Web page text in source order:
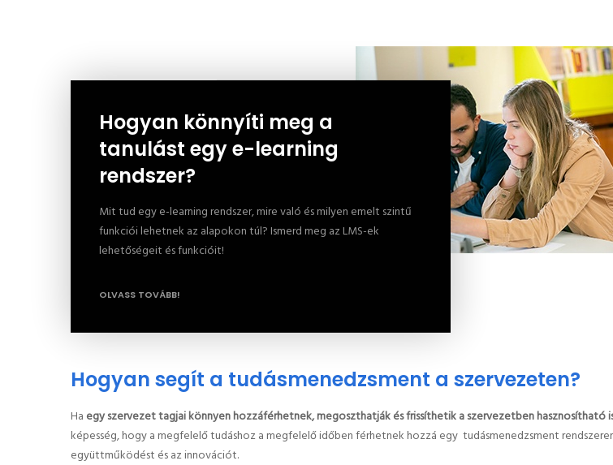
Hogyan könnyíti meg a
tanulást egy e-learning
rendszer?
Mit tud egy e-learning rendszer, mire való és milyen emelt szintű
funkciói lehetnek az alapokon túl? Ismerd meg az LMS-ek
lehetőségeit és funkcióit!
OLVASS TOVÁBB!
Hogyan segít a tudásmenedzsment a szervezeten?
Ha egy szervezet tagjai könnyen hozzáférhetnek, megoszthatják és frissíthetik a szervezetben
képesség, hogy a megfelelő tudáshoz a megfelelő időben férhetnek hozzá egy tudásmenedzsment
együttműködést és az innovációt.